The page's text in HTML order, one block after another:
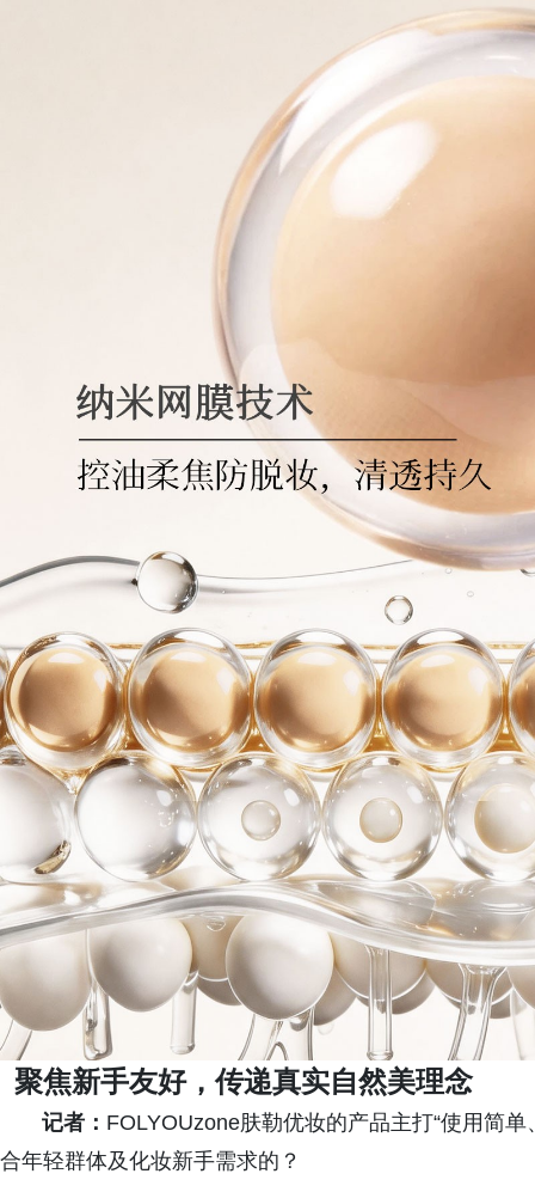
聚焦新手友好，传递真实自然美理念
记者： FOLYOUzone肤勒优妆的产品主打“使用简
合年轻群体及化妆新手需求的？